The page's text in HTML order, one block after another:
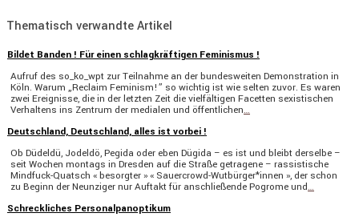
Thematisch verwandte Artikel
Bildet Banden ! Für einen schlagkräftigen Feminismus !
Aufruf des so_ko_wpt zur Teilnahme an der bundes­weiten Demons­tra­tion in
Köln. Warum „Reclaim Feminism!” so wichtig ist wie selten zuvor. Es waren
zwei Ereig­nisse, die in der letzten Zeit die vielfäl­tigen Facetten sexis­ti­schen
Verhal­tens ins Zentrum der medialen und öffent­li­chen…
Deutschland, Deutschland, alles ist vorbei !
Ob Düdeldü, Jodeldö, Pegida oder eben Dügida – es ist und bleibt derselbe –
seit Wochen montags in Dresden auf die Straße getra­gene – rassis­tische
Mindfuck-Quatsch « besorgter » « Sauercrowd-Wutbürger*innen », der schon
zu Beginn der Neunziger nur Auftakt für anschlie­ßende Pogrome und…
Schreckliches Personalpanoptikum